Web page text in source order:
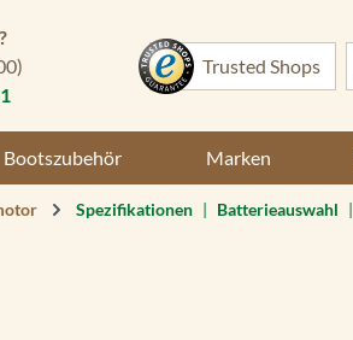
Trusted Shops
Bootszubehör Marken
Spezifikationen | Batterieauswahl |